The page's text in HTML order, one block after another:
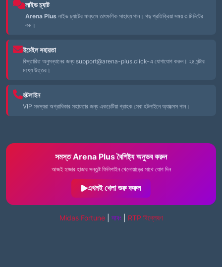
লাইভ চ্যাট
Arena Plus লাইভ চ্যাটের মাধ্যমে তাৎক্ষণিক সাহায্য পান। গড় প্রতিক্রিয়া সময় ৩ মিনিটের
কম।
ইমেইল সহায়তা
বিস্তারিত অনুসন্ধানের জন্য support@arena-plus.click-এ যোগাযোগ করুন। ২৪ ঘন্টার
মধ্যে উত্তর।
হটলাইন
VIP সদস্যরা অগ্রাধিকার সহায়তার জন্য একচেটিয়া গ্রাহক সেবা হটলাইনে অ্যাক্সেস পান।
সমস্ত Arena Plus বৈশিষ্ট্য অনুভব করুন
আজই হাজার হাজার সন্তুষ্ট ফিলিপাইন খেলোয়াড়ের সাথে যোগ দিন
এখনই খেলা শুরু করুন
Midas Fortune সাবং RTP বিশ্লেষণ